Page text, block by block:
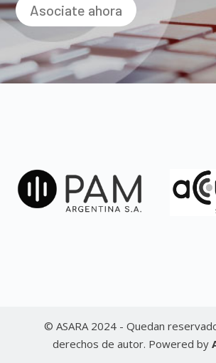
Asociate ahora
© ASARA 2024 - Quedan
derechos de autor. Powered by